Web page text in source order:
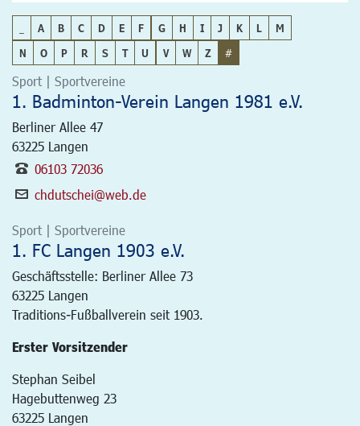
A B C D E F G H I J K L
M
N
O P R S T U V W Z #
Sport | Sportvereine
1. Badminton-Verein Langen 1981 e.V.
Berliner Allee 47
63225 Langen
06103 72036
chdutschei@web.de
Sport | Sportvereine
1. FC Langen 1903 e.V.
Geschäftsstelle: Berliner Allee 73
63225 Langen
Traditions-Fußballverein seit 1903.
Erster Vorsitzender
Stephan Seibel
Hagebuttenweg 23
63225 Langen